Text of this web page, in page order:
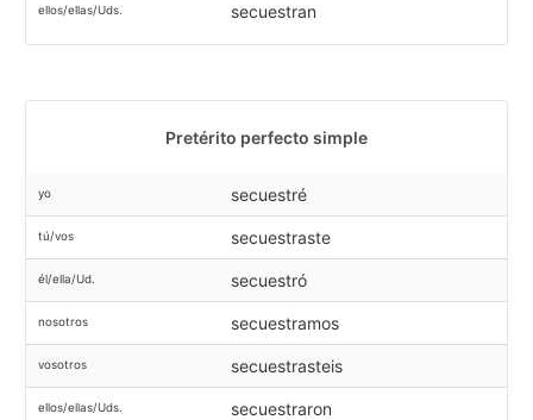
ellos/ellas/Uds. secuestran
Pretérito perfecto simple
yo secuestré
tú/vos secuestraste
él/ella/Ud. secuestró
nosotros secuestramos
vosotros secuestrasteis
ellos/ellas/Uds. secuestraron